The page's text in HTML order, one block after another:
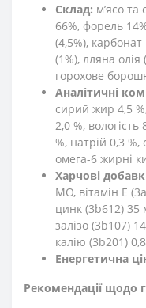
Склад: м’ясо та
66%, форель
(4,5%),
(1%), лляна олія
горохове
Аналітичні
сирий жир 4,5
2,0 %,
%, натрій 0,3
омега-6 жирні
Харчові
МО, вітамін E
цинк (3b612) 35
залізо (3b107)
калію (3b201)
Енергетична
Рекомендації щодо